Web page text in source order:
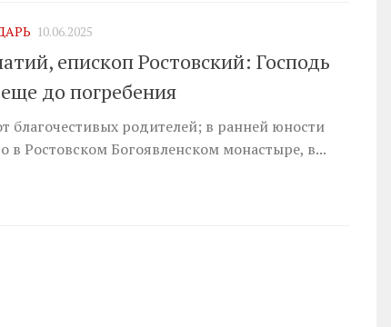
10.06.2025
епископ Ростовский: Господь
до погребения
благочестивых родителей; в ранней юности
в Ростовском Богоявленском монастыре, в...